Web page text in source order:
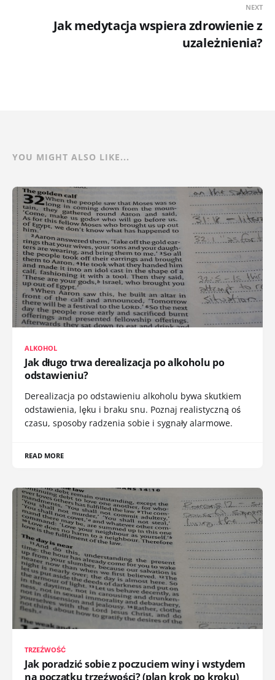
NEXT
Jak medytacja wspiera zdrowienie z
uzależnienia?
YOU MIGHT ALSO LIKE...
ALKOHOL
Jak długo trwa derealizacja po alkoholu po
odstawieniu?
Derealizacja po odstawieniu alkoholu bywa skutkiem
odstawienia, lęku i braku snu. Poznaj realistyczną oś
czasu, sposoby radzenia sobie i sygnały alarmowe.
READ MORE
TRZEŹWOŚĆ
Jak poradzić sobie z poczuciem winy i wstydem
na początku trzeźwości? (plan krok po kroku)